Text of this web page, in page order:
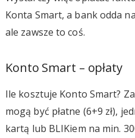
Konta Smart, a bank odda
ale zawsze to coś.
Konto Smart – opłaty
Ile kosztuje Konto Smart?
mogą być płatne (6+9 zł),
kartą lub BLIKiem na min.